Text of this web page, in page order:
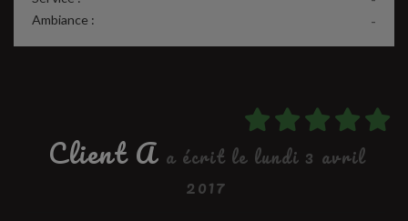
-
Ambiance :
Client A a écrit le lundi 3 avril
2017